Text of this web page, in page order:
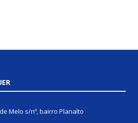
Melo s/nº, bairro Planalto